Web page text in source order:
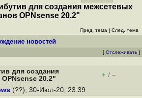
для создания межсетевых
OPNsense 20.2"
Пред. тема | След. тема
новостей
[ Отслеживать ]
для создания
20.2"
+ / –
(??), 30-Июл-20, 23:39